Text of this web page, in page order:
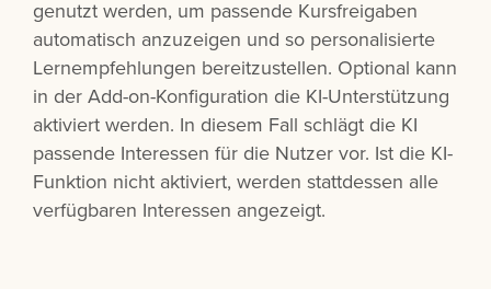
genutzt werden, um passende Kursfreigaben
automatisch anzuzeigen und so personalisierte
Lernempfehlungen bereitzustellen. Optional kann
in der Add-on-Konfiguration die KI-Unterstützung
aktiviert werden. In diesem Fall schlägt die KI
passende Interessen für die Nutzer vor. Ist die KI-
Funktion nicht aktiviert, werden stattdessen alle
verfügbaren Interessen angezeigt.